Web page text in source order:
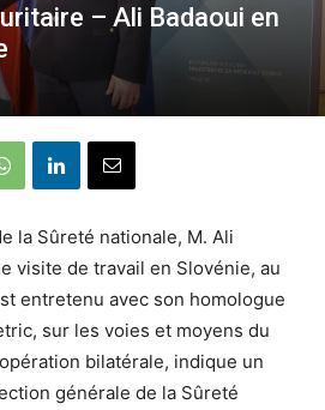
– Ali Badaoui en
la Sûreté nationale, M. Ali
visite de travail en Slovénie, au
entretenu avec son homologue
sur les voies et moyens du
bilatérale, indique un
générale de la Sûreté